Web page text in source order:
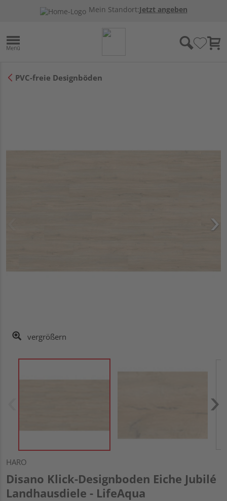
Mein Standort:Jetzt angeben
PVC-freie Designböden
vergrößern
HARO
Disano Klick-Designboden Eiche Jubilé
Landhausdiele - LifeAqua